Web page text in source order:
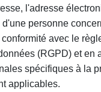
l'adresse
personne
avec le
(RGPD) et en
spécifiques à la
applicables.